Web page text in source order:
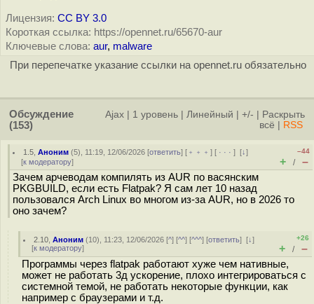
Лицензия: CC BY 3.0
Короткая ссылка: https://opennet.ru/65670-aur
Ключевые слова: aur, malware
При перепечатке указание ссылки на opennet.ru обязательно
Обсуждение
(153)
Ajax 1 уровень Линейный +/-
Раскрыть
всё
RSS
1.5 ,Аноним (5), 11:19, 12/06/2026 [ответить] [ ﹢﹢﹢] [ · · ·][↓]
[к модератору]
–44
+ / –
Зачем арчеводам компилять из AUR по васянским
PKGBUILD, если есть Flatpak? Я сам лет 10 назад
пользовался Arch Linux во многом из-за AUR, но в 2026 то
оно зачем?
2.10 ,Аноним (10), 11:23, 12/06/2026 [^] [^^] [^^^] [ответить][↓]
[к модератору]
+26
+ / –
Программы через flatpak работают хуже чем нативные,
может не работать 3д ускорение, плохо интегрироваться с
системной темой, не работать некоторые функции, как
например с браузерами и т.д.